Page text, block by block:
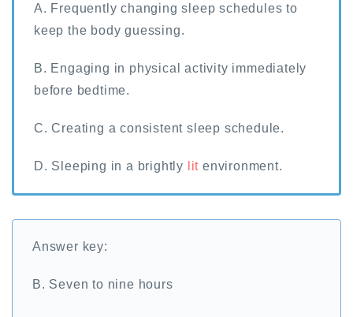
A. Frequently changing sleep schedules to
keep the body guessing.
B. Engaging in physical activity immediately
before bedtime.
C. Creating a consistent sleep schedule.
D. Sleeping in a brightly lit environment.
Answer key:
B. Seven to nine hours